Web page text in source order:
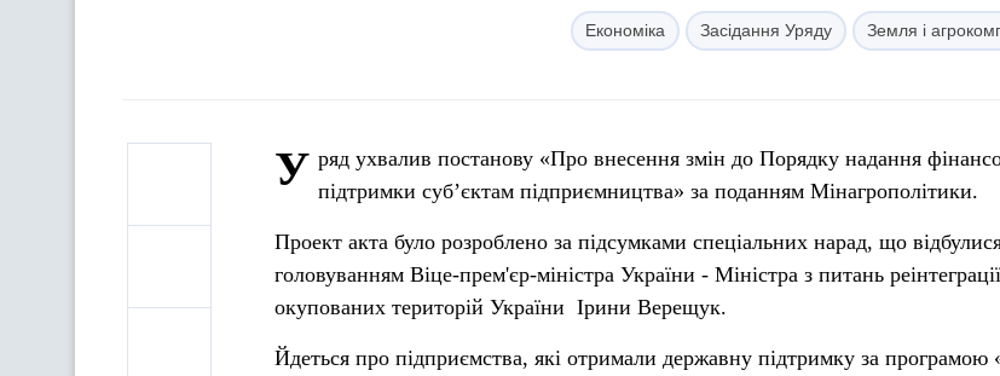
Економіка Засідання Уряду Земля і
У ряд ухвалив постанову «Про внесення змін до Порядку надання
підтримки суб’єктам підприємництва» за поданням Мінагрополітики.
Проект акта було розроблено за підсумками спеціальних нарад, що
головуванням Віце-прем'єр-міністра України - Міністра з питань
окупованих територій України Ірини Верещук.
Йдеться про підприємства, які отримали державну підтримку за програмою